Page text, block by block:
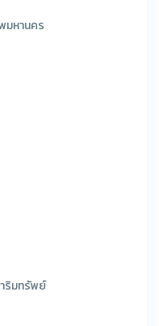
มหานคร
ริมทรัพย์